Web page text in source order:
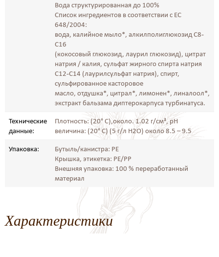
Вода структурированная до 100%
Список ингредиентов в соответствии с EC
648/2004:
вода, калийное мыло*, алкилполиглюкозид C8-
C16
(кокосовый глюкозид, лаурил глюкозид), цитрат
натрия / калия, сульфат жирного спирта натрия
C12-C14 (лаурилсульфат натрия), спирт,
сульфированное касторовое
масло, отдушка*, цитрал*, лимонен*, линалоол*,
экстракт бальзама диптерокарпуса турбинатуса.
Технические
данные:
Плотность: (20° C),около. 1.02 г/см³, pH
величина: (20° C) (5 г/л H2O) около 8.5 – 9.5
Упаковка:
Бутыль/канистра: PE
Крышка, этикетка: PE/PP
Внешняя упаковка: 100 % переработанный
материал
Характеристики